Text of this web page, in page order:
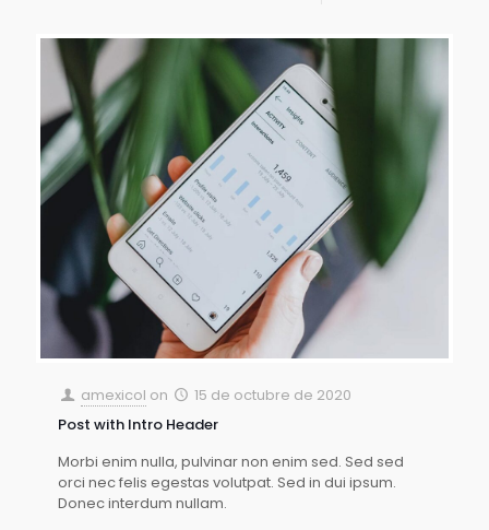
amexicol on
15 de octubre de 2020
Post with Intro Header
Morbi enim nulla, pulvinar non enim sed. Sed sed
orci nec felis egestas volutpat. Sed in dui ipsum.
Donec interdum nullam.